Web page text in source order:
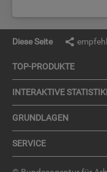
Diese Seite
TOP-PRO­DUK­TE
IN­TER­AK­TI­VE
GRUND­LA­GEN
SER­VICE